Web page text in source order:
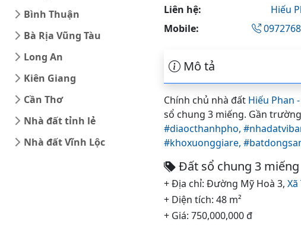
Bình Thuận
Bà Rịa Vũng Tàu
Long An
Kiên Giang
Cần Thơ
Nhà đất tỉnh lẻ
Nhà đất Vĩnh Lộc
Liên hệ:
Hiếu
Mobile:
Mô tả
Chính chủ nhà đất Hiếu Phan
sổ chung 3 miếng. Gần
#diaocthanhpho,
#khoxuonggiare,
Đất sổ chung 3 miếng
+ Địa chỉ: Đường Mỹ Hoà 3, Xã
+ Diện tích: 48 m²
+ Giá: 750,000,000 đ